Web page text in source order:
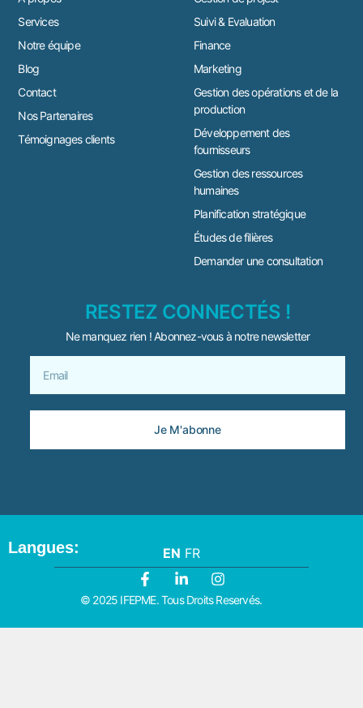
Services
Notre équipe
Blog
Contact
Nos Partenaires
Témoignages clients
Suivi & Evaluation
Finance
Marketing
Gestion des opérations et de la
production
Développement des
fournisseurs
Gestion des ressources
humaines
Planification stratégique
Études de filières
Demander une consultation
RESTEZ CONNECTÉS !
Ne manquez rien ! Abonnez-vous à notre newsletter
Je M'abonne
Langues: EN FR
© 2025 IFEPME. Tous Droits Reservés.